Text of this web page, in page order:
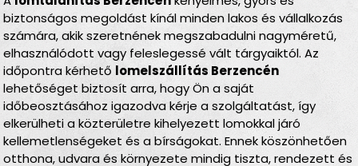
biztonságos megoldást kínál minden lakos és vállalkozás
számára, akik szeretnének megszabadulni nagyméretű,
elhasználódott vagy feleslegessé vált tárgyaiktól. Az
időpontra kérhető lomelszállítás Berzencén
lehetőséget biztosít arra, hogy Ön a saját
időbeosztásához igazodva kérje a szolgáltatást, így
elkerülheti a közterületre kihelyezett lomokkal járó
kellemetlenségeket és a bírságokat. Ennek köszönhetően
otthona, udvara és környezete mindig tiszta, rendezett és